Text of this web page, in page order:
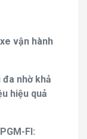
vận hành
nhờ khả
hiệu quả
FI: